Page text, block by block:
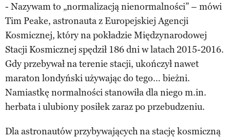
- Nazywam to „normalizacją nienormalności” – mówi
Tim Peake, astronauta z Europejskiej Agencji
Kosmicznej, który na pokładzie Międzynarodowej
Stacji Kosmicznej spędził 186 dni w latach 2015-2016.
Gdy przebywał na terenie stacji, ukończył nawet
maraton londyński używając do tego… bieżni.
Namiastkę normalności stanowiła dla niego m.in.
herbata i ulubiony posiłek zaraz po przebudzeniu.
Dla astronautów przybywających na stację kosmiczną